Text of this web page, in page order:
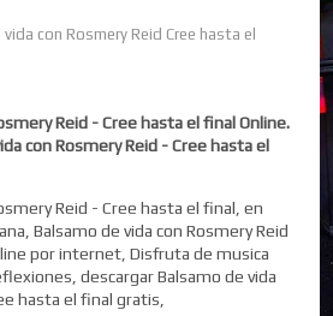
con Rosmery Reid Cree hasta el
Reid - Cree hasta el final Online.
con Rosmery Reid - Cree hasta el
Reid - Cree hasta el final, en
Balsamo de vida con Rosmery Reid
por internet, Disfruta de musica
descargar Balsamo de vida
hasta el final gratis,